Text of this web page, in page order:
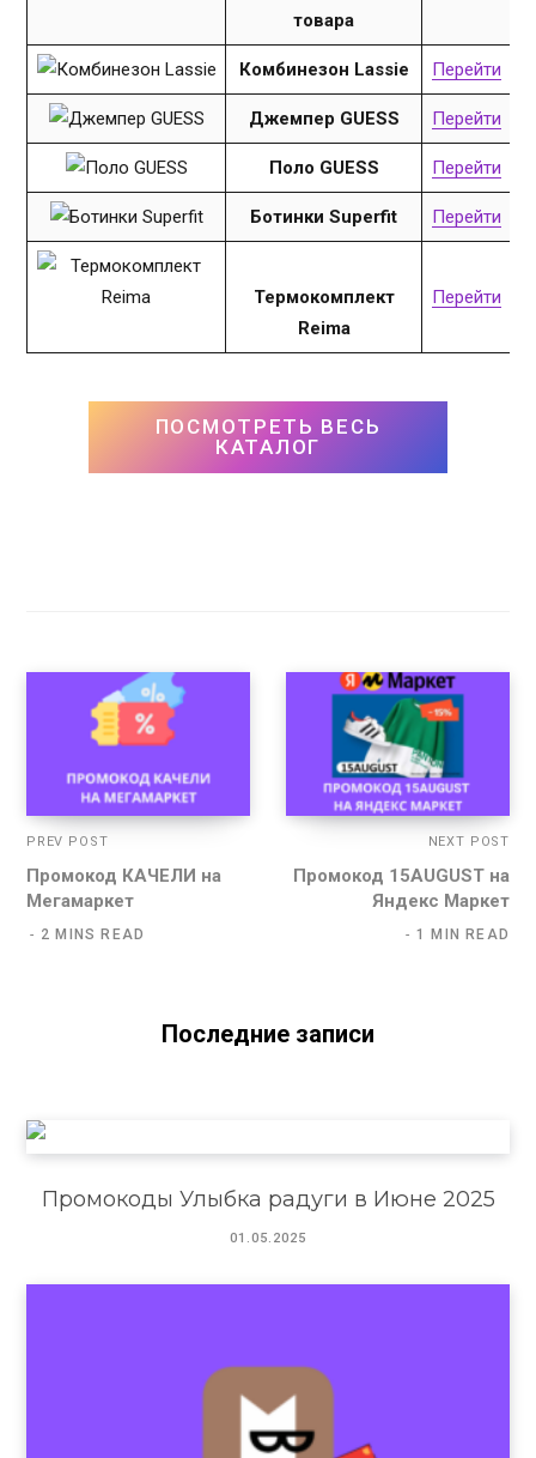
товара
Комбинезон Lassie Перейти
Джемпер GUESS Перейти
Поло GUESS Перейти
Ботинки Superfit Перейти
Термокомплект
Reima
Перейти
ПОСМОТРЕТЬ ВЕСЬ
КАТАЛОГ
PREV POST
Промокод КАЧЕЛИ на
Мегамаркет
2 MINS READ
NEXT POST
Промокод 15AUGUST на
Яндекс Маркет
1 MIN READ
Последние записи
Промокоды Улыбка радуги в Июне 2025
01.05.2025